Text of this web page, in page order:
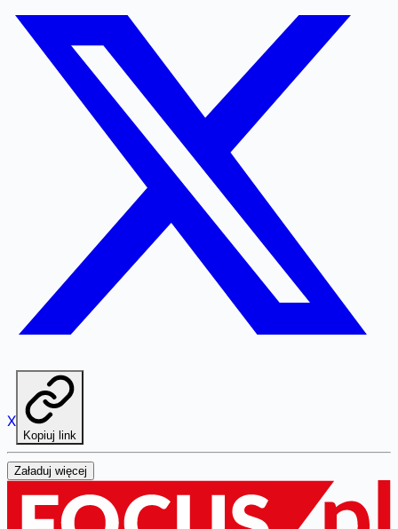
X
Kopiuj link
Załaduj więcej